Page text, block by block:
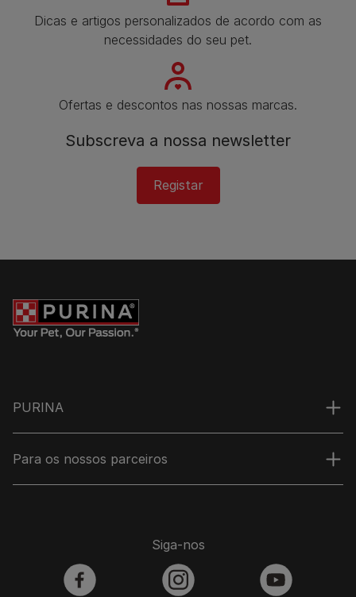
Dicas e artigos personalizados de acordo com as
necessidades do seu pet.
Ofertas e descontos nas nossas marcas.
Subscreva a nossa newsletter
Registar
PURINA
Para os nossos parceiros
Siga-nos
facebook instagram youtube